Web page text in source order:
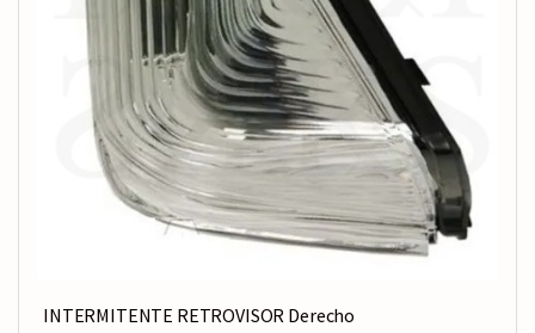
INTERMITENTE RETROVISOR Derecho